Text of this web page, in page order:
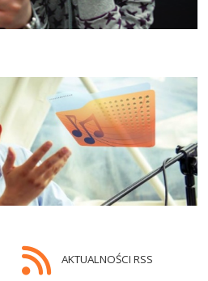
AKTUALNOŚCI RSS